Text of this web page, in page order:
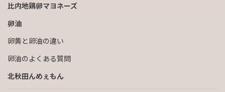
比内地鶏卵マヨネーズ
卵油
卵黄と卵油の違い
卵油のよくある質問
北秋田んめぇもん